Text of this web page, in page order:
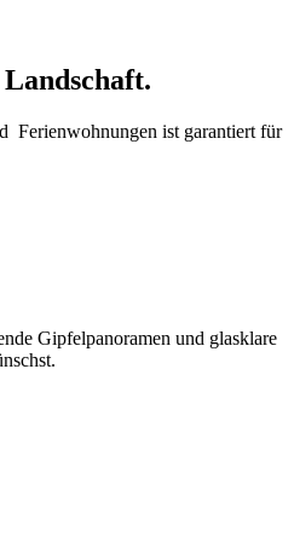
Ferienwohnungen ist garantiert für
Gipfelpanoramen und glasklare